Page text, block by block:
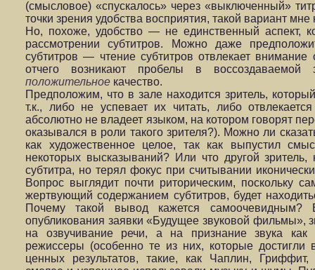
(смысловое) «спускалось» через «выключенный»
точки зрения удобства восприятия, такой вариант
Но, похоже, удобство — не единственный аспект,
рассмотрении субтитров. Можно даже
субтитров — чтение субтитров отвлекает внимание
отчего возникают пробелы в
положительное качество.
Предположим, что в зале находится зритель,
т.к., либо не успевает их читать, либо
абсолютно не владеет языком, на котором говорят
оказывался в роли такого зрителя?). Можно ли
как художественное целое, так как выпустил
некоторых высказываний? Или что другой
субтитра, но терял фокус при считывании
Вопрос выглядит почти риторическим, поскольку
жертвующий содержанием субтитров, будет
Почему такой вывод кажется
опубликования заявки «Будущее звуковой фильмы»,
на озвучивание речи, а на признание звука как
режиссеры (особенно те из них, которые
ценных результатов, такие, как Чаплин,